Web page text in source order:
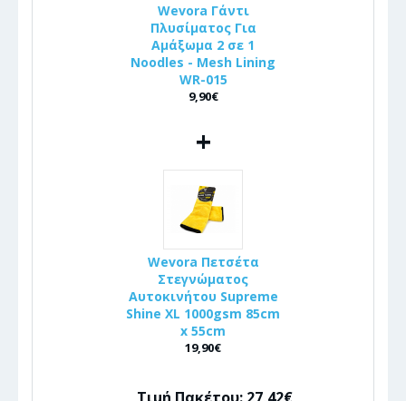
Wevora Γάντι
Πλυσίματος Για
Αμάξωμα 2 σε 1
Noodles - Mesh Lining
WR-015
9,90€
+
Wevora Πετσέτα
Στεγνώματος
Αυτοκινήτου Supreme
Shine XL 1000gsm 85cm
x 55cm
19,90€
Τιμή Πακέτου: 27,42€